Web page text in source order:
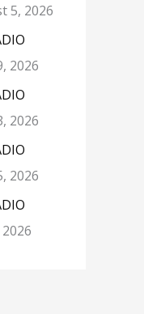
5, 2026
2026
2026
2026